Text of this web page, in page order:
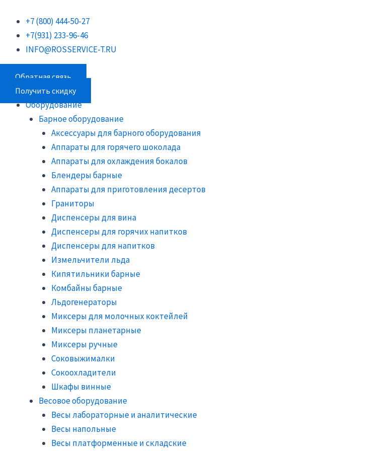
содержимому
+7 (800) 444-50-27
+7(931) 233-96-46
INFO@ROSSERVICE-T.RU
Обратная связь
Получить скидку
Оборудование
Барное оборудование
Аксессуары для барного оборудования
Аппараты для горячего шоколада
Аппараты для охлаждения бокалов
Блендеры барные
Аппараты для приготовления десертов
Граниторы
Диспенсеры для вина
Диспенсеры для горячих напитков
Диспенсеры для напитков
Измельчители льда
Кипятильники барные
Комбайны барные
Льдогенераторы
Миксеры для молочных коктейлей
Миксеры планетарные
Миксеры ручные
Соковыжималки
Сокоохладители
Шкафы винные
Весовое оборудование
Весы лабораторные и аналитические
Весы напольные
Весы платформенные и складские
товаров
товаров
товаров